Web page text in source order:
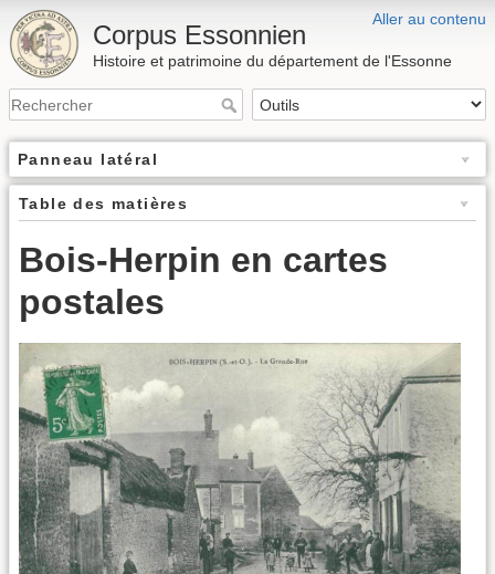
Aller au contenu
Corpus Essonnien
Histoire et patrimoine du département de l'Essonne
Panneau latéral
Table des matières
Bois-Herpin en cartes
postales